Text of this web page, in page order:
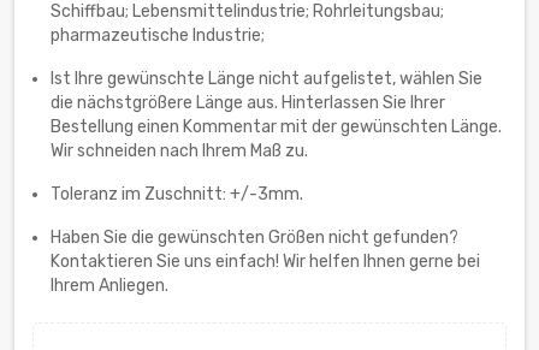
Schiffbau; Lebensmittelindustrie; Rohrleitungsbau;
pharmazeutische Industrie;
Ist Ihre gewünschte Länge nicht aufgelistet, wählen Sie
die nächstgrößere Länge aus. Hinterlassen Sie Ihrer
Bestellung einen Kommentar mit der gewünschten Länge.
Wir schneiden nach Ihrem Maß zu.
Toleranz im Zuschnitt: +/-3mm.
Haben Sie die gewünschten Größen nicht gefunden?
Kontaktieren Sie uns einfach! Wir helfen Ihnen gerne bei
Ihrem Anliegen.